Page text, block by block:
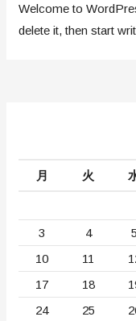
Welcome to
delete it, then start
月 火
3
4 5
10
11
17
18
24
25